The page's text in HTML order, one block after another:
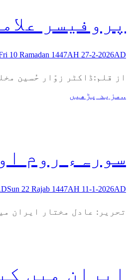
پروفیسر
10 Ramadan 1447AH 27-2-2026AD
از قلم:ڈاکٹر زوّار حُسین
..مزید پڑھیں
سورہء روم
Sun 22 Rajab 1447AH 11-1-2026AD
تحریر: عادل مختار ایران
ایران میں